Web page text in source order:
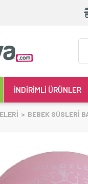
İNDİRİMLİ ÜRÜNLER
BEBEK SÜSLERİ